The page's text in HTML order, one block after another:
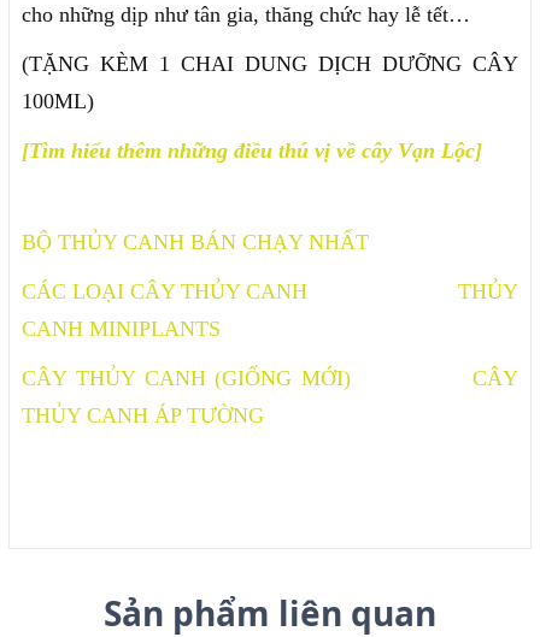
cho những dịp như tân gia, thăng chức hay lễ tết…
(TẶNG KÈM 1 CHAI DUNG DỊCH DƯỠNG CÂY
100ML)
[Tìm hiểu thêm những điều thú vị về cây Vạn Lộc]
BỘ THỦY CANH BÁN CHẠY NHẤT
CÁC LOẠI CÂY THỦY CANH
THỦY
CANH MINIPLANTS
CÂY THỦY CANH (GIỐNG MỚI)
CÂY
THỦY CANH ÁP TƯỜNG
Sản phẩm liên quan